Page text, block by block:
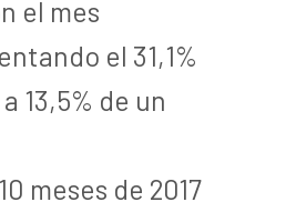
el mes
el 31,1%
13,5% de un
meses de 2017